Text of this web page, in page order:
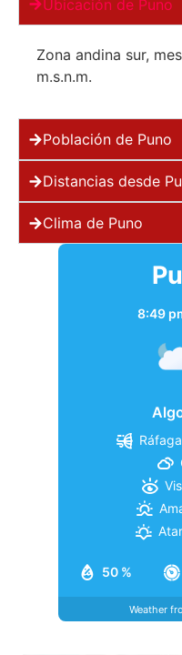
Ubicación de Puno
Zona andina sur,
m.s.n.m.
Población de Puno
Distancias desde
Clima de Puno
8:49
50 %
Weather